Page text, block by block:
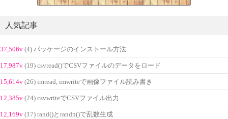
人気記事
37,506v (4) パッケージのインストール方法
17,987v (19) csvread()でCSVファイルのデータをロード
15,614v (26) imread, imwriteで画像ファイル読み書き
12,385v (24) csvwriteでCSVファイル出力
12,169v (17) rand()とrandn()で乱数生成